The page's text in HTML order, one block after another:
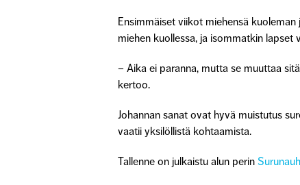
Ensimmäiset viikot miehensä
miehen kuollessa, ja isommatkin lapset
– Aika ei paranna, mutta se muuttaa
kertoo.
Johannan sanat ovat hyvä muistutus
vaatii yksilöllistä kohtaamista.
Tallenne on julkaistu alun perin